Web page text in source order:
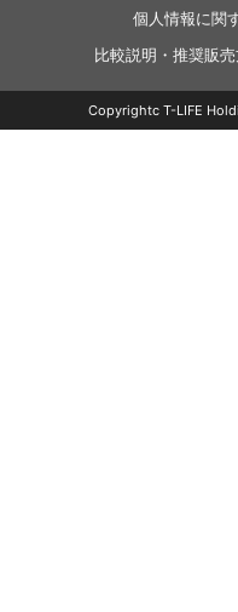
個人情報に関
比較説明・推奨販
Copyrightc T-LIFE